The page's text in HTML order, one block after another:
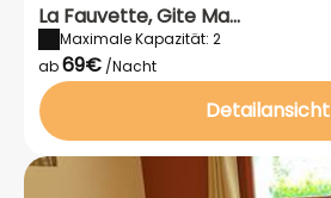
La Fauvette, Gite Ma...
Maximale Kapazität: 2
ab69€ /Nacht
Detailansicht